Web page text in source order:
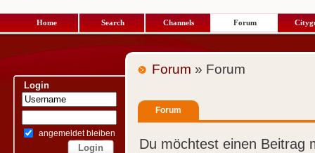
Home Search Channels Forum
Login
angemeldet bleiben
Forum » Forum
Forum
Du möchtest einen Beitrag